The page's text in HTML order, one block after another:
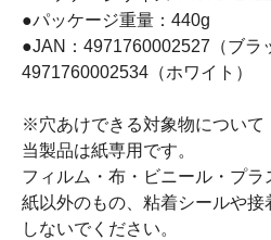
●パッケージ重量：440g
●JAN：4971760002527（ブラ
4971760002534（ホワイト）
※穴あけできる対象物について
当製品は紙専用です。
フィルム・布・ビニール・プラ
紙以外のもの、粘着シールや
しないでください。